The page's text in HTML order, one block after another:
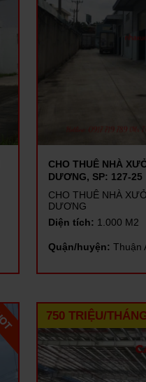
CHO THUÊ NHÀ
DƯƠNG, SP: 127-25
CHO THUÊ NHÀ
DƯƠNG
Diện tích: 1.000 M2
Quận/huyện: Thuận
750 TRIỆU/